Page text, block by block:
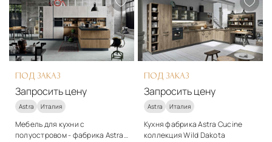
Подробнее
Запросить цену
Подробнее
Запросить цену
ПОД ЗАКАЗ
Запросить цену
Astra Италия
Мебель для кухни с
полуостровом - фабрика Astra
ПОД ЗАКАЗ
Запросить цену
Astra Италия
Кухня фабрика Astra Cucine
коллекция Wild Dakota